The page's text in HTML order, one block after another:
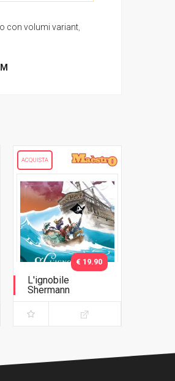
con volumi variant
ACQUISTA
L'ignobile
Shermann
€ 19.90